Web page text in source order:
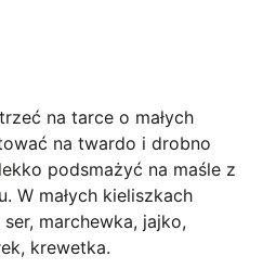
na tarce o małych
na twardo i drobno
podsmażyć na maśle z
W małych kieliszkach
marchewka, jajko,
krewetka.